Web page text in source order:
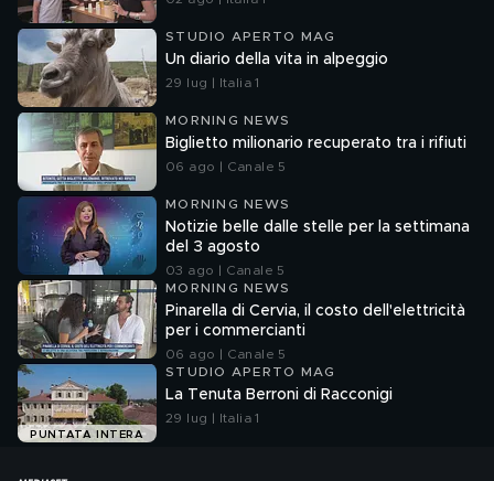
STUDIO APERTO MAG
Un diario della vita in alpeggio
29 lug | Italia 1
MORNING NEWS
Biglietto milionario recuperato tra i rifiuti
06 ago | Canale 5
MORNING NEWS
Notizie belle dalle stelle per la settimana
del 3 agosto
03 ago | Canale 5
MORNING NEWS
Pinarella di Cervia, il costo dell'elettricità
per i commercianti
06 ago | Canale 5
PUNTATA INTERA
STUDIO APERTO MAG
La Tenuta Berroni di Racconigi
29 lug | Italia 1